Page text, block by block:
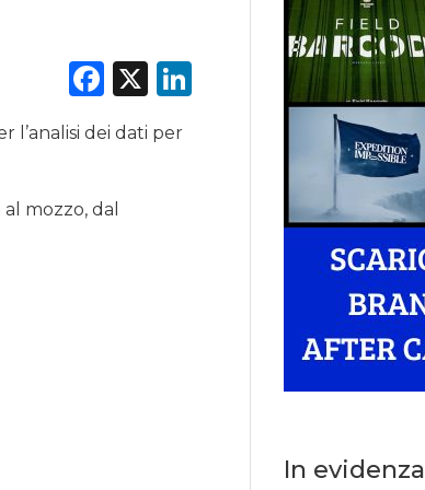
Facebook
X LinkedIn
l’analisi dei dati per
mozzo, dal
In evidenza